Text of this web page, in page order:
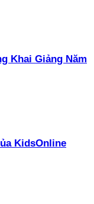
Khai Giảng Năm
KidsOnline